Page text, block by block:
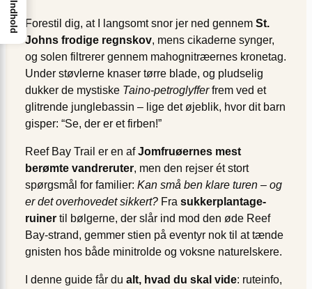
Forestil dig, at I langsomt snor jer ned gennem St.
Johns frodige regnskov, mens cikaderne synger,
og solen filtrerer gennem mahognitræernes kronetag.
Under støvlerne knaser tørre blade, og pludselig
dukker de mystiske Taino-petroglyfferfrem ved et
glitrende junglebassin – lige det øjeblik, hvor dit barn
gisper: “Se, der er et firben!”
Reef Bay Trail er en afJomfruøernes mest
berømte vandreruter, men den rejser ét stort
spørgsmål for familier: Kan små ben klare turen – og
er det overhovedet sikkert? Fra sukkerplantage-
ruiner til bølgerne, der slår ind mod den øde Reef
Bay-strand, gemmer stien på eventyr nok til at tænde
gnisten hos både minitrolde og voksne naturelskere.
I denne guide får du alt, hvad du skal vide: ruteinfo,
Indhold